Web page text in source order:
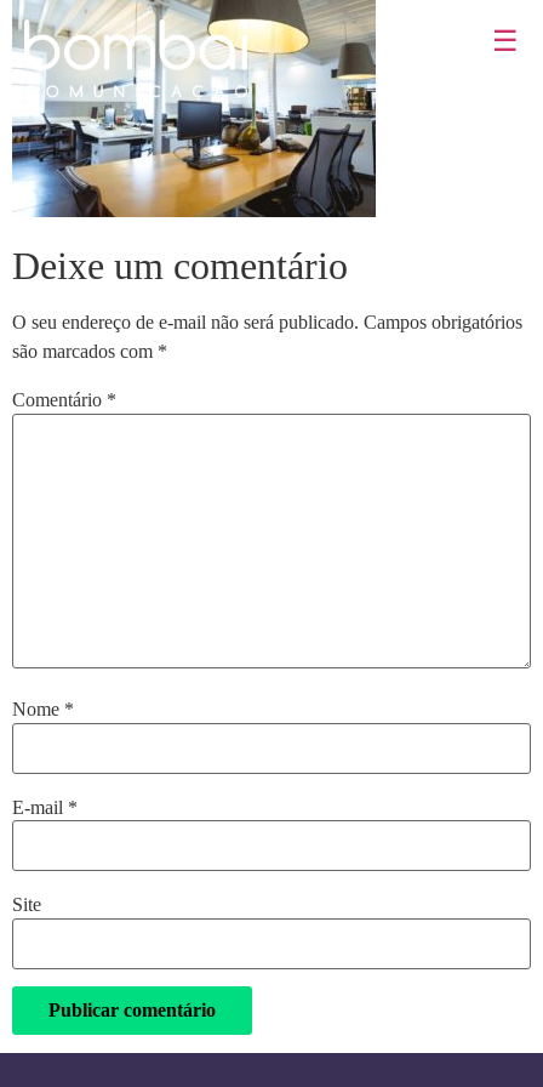
☰
Deixe um comentário
O seu endereço de e-mail não será publicado. Campos obrigatórios
são marcados com *
Comentário *
Nome *
E-mail *
Site